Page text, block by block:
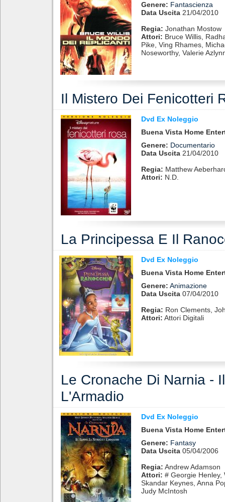
Genere: Fantascienza
Data Uscita 21/04/2010
Regia: Jonathan Mostow
Attori: Bruce Willis,
Pike, Ving Rhames,
Noseworthy, Valerie
Il Mistero Dei Fenicotteri
Dvd Ex Noleggio
Buena Vista Home
Genere: Documentario
Data Uscita 21/04/2010
Regia: Matthew
Attori: N.d.
La Principessa E Il
Dvd Ex Noleggio
Buena Vista Home
Genere: Animazione
Data Uscita 07/04/2010
Regia: Ron Clements,
Attori: Attori Digitali
Le Cronache Di Narnia -
L'Armadio
Dvd Ex Noleggio
Buena Vista Home
Genere: Fantasy
Data Uscita 05/04/2006
Regia: Andrew Adamson
Attori: # Georgie Henley,
Skandar Keynes, Anna
Judy McIntosh